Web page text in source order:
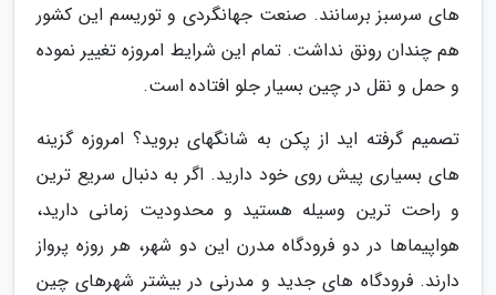
های سرسبز برسانند. صنعت جهانگردی و توریسم این کشور
هم چندان رونق نداشت. تمام این شرایط امروزه تغییر نموده
و حمل و نقل در چین بسیار جلو افتاده است.
تصمیم گرفته اید از پکن به شانگهای بروید؟ امروزه گزینه
های بسیاری پیش روی خود دارید. اگر به دنبال سریع ترین
و راحت ترین وسیله هستید و محدودیت زمانی دارید،
هواپیماها در دو فرودگاه مدرن این دو شهر، هر روزه پرواز
دارند. فرودگاه های جدید و مدرنی در بیشتر شهرهای چین